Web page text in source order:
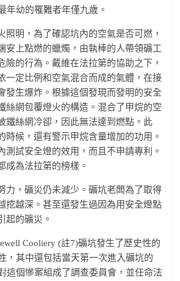
年幼的罹難者年僅九歲。
照明，為了確認坑內的空氣是否可燃，
安上點燃的蠟燭，由執棒的人帶領礦工
險的行為。戴維在法拉第的協助之下，
一定比例和空氣混合而成的氣體，在接
發生爆炸。根據這個發現而發明的安全
絲網包覆燈火的構造。混合了甲烷的空
鐵絲網冷卻，因此無法達到燃點。此
時候，還有警示甲烷含量增加的功用。
測試安全燈的效用，而且不申請專利。
成為法拉第的榜樣。
力，礦災仍未減少。礦坑老闆為了取得
挖越深。甚至還發生過因為用安全燈點
起的礦災。
Cooliery (註7)礦坑發生了歷史性的
，其中還包括當天第一次進入礦坑的
這個慘案組成了調查委員會，並任命法